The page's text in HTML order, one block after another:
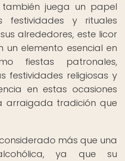
juega un papel
festividades y rituales
alrededores, este licor
un elemento esencial en
fiestas patronales,
festividades religiosas y
en estas ocasiones
arraigada tradición que
más que una
ya que su